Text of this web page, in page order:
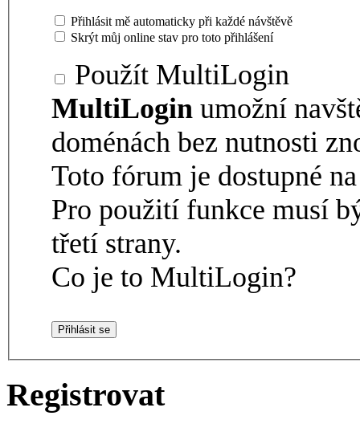
Přihlásit mě automaticky při každé návštěvě
Skrýt můj online stav pro toto přihlášení
Použít MultiLogin
MultiLogin umožní
doménách bez nutnosti
Toto fórum je dostupné
Pro použití funkce musí
třetí strany.
Co je to MultiLogin?
Registrovat